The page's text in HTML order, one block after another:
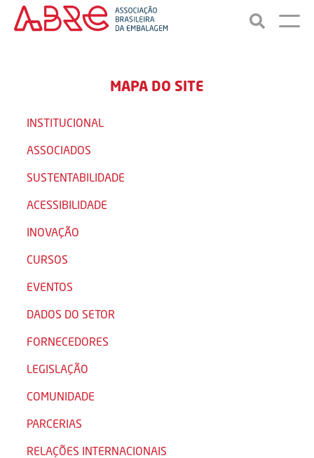
MAPA DO SITE
INSTITUCIONAL
ASSOCIADOS
SUSTENTABILIDADE
ACESSIBILIDADE
INOVAÇÃO
CURSOS
EVENTOS
DADOS DO SETOR
FORNECEDORES
LEGISLAÇÃO
COMUNIDADE
PARCERIAS
RELAÇÕES INTERNACIONAIS